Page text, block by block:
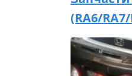
(RA6/